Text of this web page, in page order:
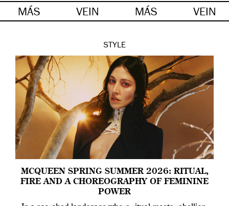
MÁS VEIN MÁS VEIN
STYLE
MCQUEEN SPRING SUMMER 2026: RITUAL,
FIRE AND A CHOREOGRAPHY OF FEMININE
POWER